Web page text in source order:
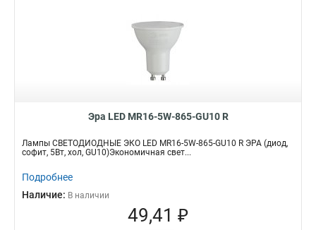
Эра LED MR16-5W-865-GU10 R
Лампы СВЕТОДИОДНЫЕ ЭКО LED MR16-5W-865-GU10 R ЭРА (диод,
софит, 5Вт, хол, GU10)Экономичная свет...
Подробнее
Наличие: В наличии
49,41 ₽